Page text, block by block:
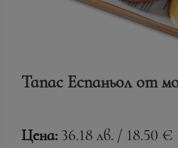
Тапас Еспаньол от
Цена: 36.18 лв. / 18.50 €